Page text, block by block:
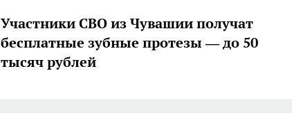
Участники СВО из Чувашии получат
бесплатные зубные протезы — до 50
тысяч рублей